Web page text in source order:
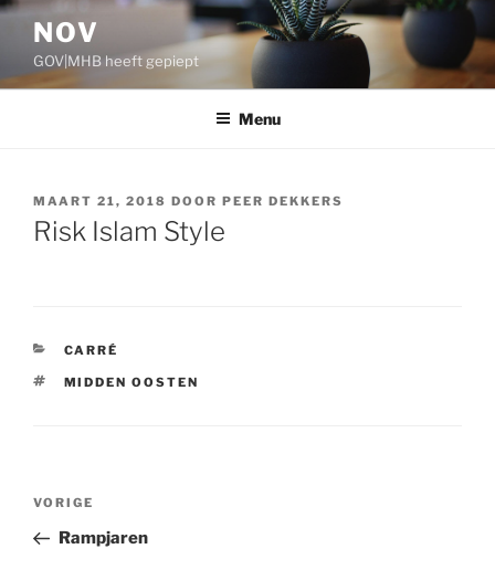
Ga
inhoud
NOV
GOV|MHB heeft gepiept
Menu
GEPLAATST
OP
MAART 21, 2018 DOOR PEER DEKKERS
Risk Islam Style
CATEGORIEËN
CARRÉ
TAGS
MIDDEN OOSTEN
Bericht
Vorig
bericht
VORIGE
Rampjaren